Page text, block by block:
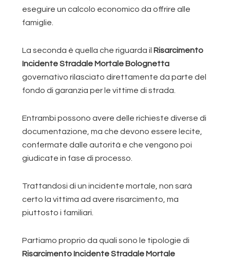
eseguire un calcolo economico da offrire alle
famiglie.
La seconda è quella che riguarda il Risarcimento
Incidente Stradale Mortale Bolognetta
governativo rilasciato direttamente da parte del
fondo di garanzia per le vittime di strada.
Entrambi possono avere delle richieste diverse di
documentazione, ma che devono essere lecite,
confermate dalle autorità e che vengono poi
giudicate in fase di processo.
Trattandosi di un incidente mortale, non sarà
certo la vittima ad avere risarcimento, ma
piuttosto i familiari.
Partiamo proprio da quali sono le tipologie di
Risarcimento Incidente Stradale Mortale